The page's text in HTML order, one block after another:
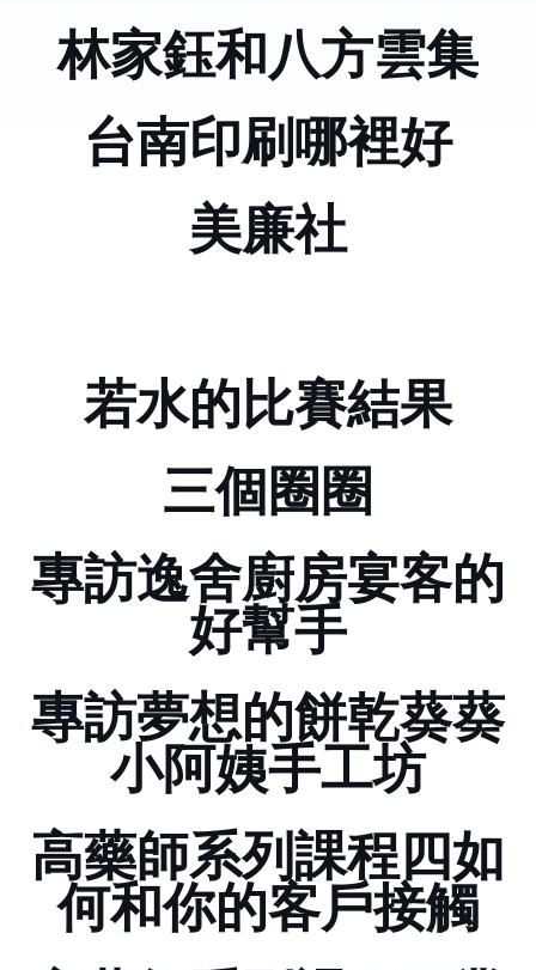
林家鈺和八方雲集
台南印刷哪裡好
美廉社
若水的比賽結果
三個圈圈
專訪逸舍廚房..............宴客的
好幫手
專訪夢想的餅乾....葵葵
小阿姨手工坊
高藥師系列課程四..............如
何和你的客戶接觸